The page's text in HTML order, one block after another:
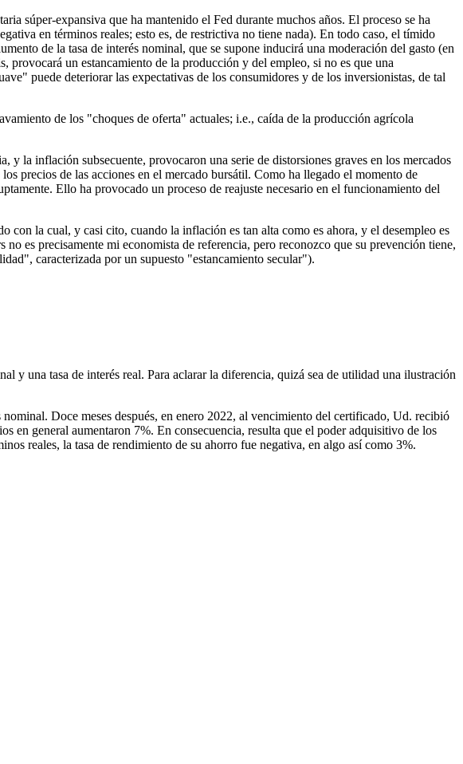
súper-expansiva que ha mantenido el Fed durante muchos años. El proceso se ha
en términos reales; esto es, de restrictiva no tiene nada). En todo caso, el tímido
de la tasa de interés nominal, que se supone inducirá una moderación del gasto (en
provocará un estancamiento de la producción y del empleo, si no es que una
puede deteriorar las expectativas de los consumidores y de los inversionistas, de tal
de los "choques de oferta" actuales; i.e., caída de la producción agrícola
la inflación subsecuente, provocaron una serie de distorsiones graves en los mercados
precios de las acciones en el mercado bursátil. Como ha llegado el momento de
Ello ha provocado un proceso de reajuste necesario en el funcionamiento del
con la cual, y casi cito, cuando la inflación es tan alta como es ahora, y el desempleo es
es precisamente mi economista de referencia, pero reconozco que su prevención tiene,
caracterizada por un supuesto "estancamiento secular").
y una tasa de interés real. Para aclarar la diferencia, quizá sea de utilidad una ilustración
Doce meses después, en enero 2022, al vencimiento del certificado, Ud. recibió
en general aumentaron 7%. En consecuencia, resulta que el poder adquisitivo de los
reales, la tasa de rendimiento de su ahorro fue negativa, en algo así como 3%.